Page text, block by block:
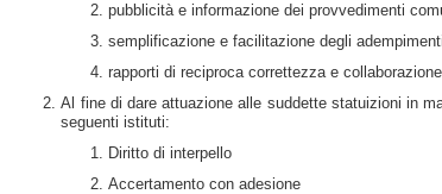
pubblicità e informazione dei provvedimenti
semplificazione e facilitazione degli
rapporti di reciproca correttezza e
Al fine di dare attuazione alle suddette statuizioni in
seguenti istituti:
Diritto di interpello
Accertamento con adesione